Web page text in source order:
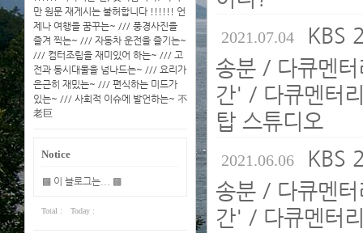
만 원문 재게시는 불허합니다 !!!!!! 언
제나 여행을 꿈꾸는~ /// 풍경사진을
즐겨 찍는~ /// 자동차 운전을 즐기는~
/// 컴터조립을 재미있어 하는~ /// 고
전과 동시대물을 넘나드는~ /// 요리가
은근히 재밌는~ /// 편식하는 미드가
있는~ /// 사회적 이슈에 발언하는~ 不
老巨
Notice
▩ 이 블로그는... ▩
Total : Today :
2021.07.04 KBS
송분 / 다큐멘
간' / 다큐멘터
탑 스튜디오
2021.06.06 KBS
송분 / 다큐멘
간' / 다큐멘터